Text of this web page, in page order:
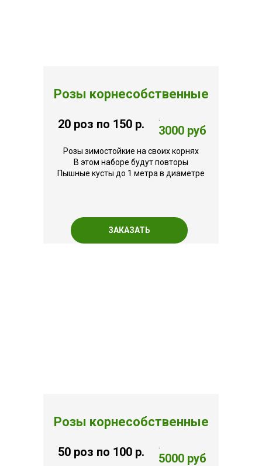
Розы корнесобственные
20 роз по 150 р. 3000 руб
.
Розы зимостойкие на своих корнях
В этом наборе будут повторы
Пышные кусты до 1 метра в диаметре
ЗАКАЗАТЬ
Розы корнесобственные
50 роз по 100 р. 5000 руб
.